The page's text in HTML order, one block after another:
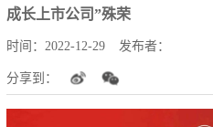
成长上市公司”殊荣
时间： 2022-12-29 发布者：
分享到：